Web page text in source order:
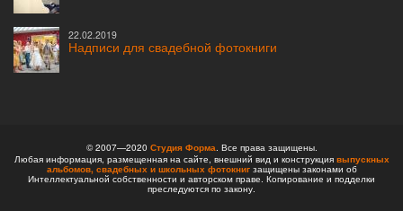
22.02.2019
Надписи для свадебной фотокниги
© 2007—2020 Студия Форма . Все права защищены.
Любая информация, размещенная на сайте, внешний вид и конструкция выпускных
альбомов, свадебных и школьных фотокнигзащищены законами об
Интеллектуальной собственности и авторском праве. Копирование и подделки
преследуются по закону.